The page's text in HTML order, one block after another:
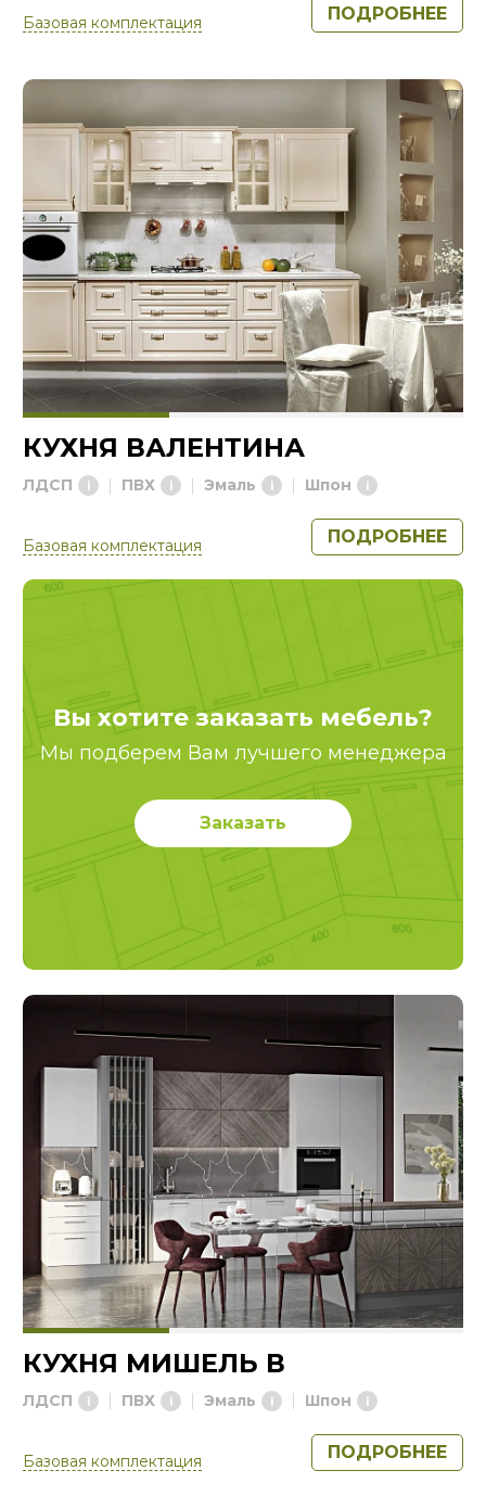
Базовая комплектация ПОДРОБНЕЕ
КУХНЯ ВАЛЕНТИНА
ЛДСП ПВХ Эмаль Шпон
Базовая комплектация ПОДРОБНЕЕ
Вы хотите заказать мебель?
Мы подберем Вам лучшего менеджера
Заказать
КУХНЯ МИШЕЛЬ В
ЛДСП ПВХ Эмаль Шпон
Базовая комплектация ПОДРОБНЕЕ